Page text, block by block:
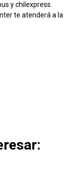
y chilexpress.
te atenderá a la